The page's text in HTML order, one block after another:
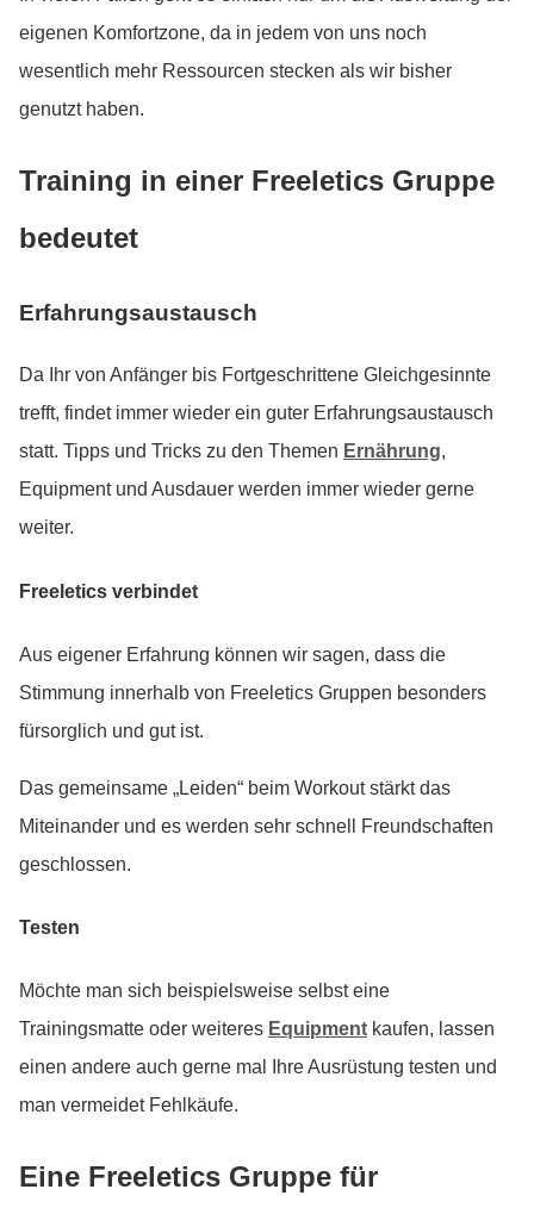
eigenen Komfortzone, da in jedem von uns noch
wesentlich mehr Ressourcen stecken als wir bisher
genutzt haben.
Training in einer Freeletics Gruppe
bedeutet
Erfahrungsaustausch
Da Ihr von Anfänger bis Fortgeschrittene Gleichgesinnte
trefft, findet immer wieder ein guter Erfahrungsaustausch
statt. Tipps und Tricks zu den Themen Ernährung,
Equipment und Ausdauer werden immer wieder gerne
weiter.
Freeletics verbindet
Aus eigener Erfahrung können wir sagen, dass die
Stimmung innerhalb von Freeletics Gruppen besonders
fürsorglich und gut ist.
Das gemeinsame „Leiden“ beim Workout stärkt das
Miteinander und es werden sehr schnell Freundschaften
geschlossen.
Testen
Möchte man sich beispielsweise selbst eine
Trainingsmatte oder weiteres Equipment kaufen, lassen
einen andere auch gerne mal Ihre Ausrüstung testen und
man vermeidet Fehlkäufe.
Eine Freeletics Gruppe für